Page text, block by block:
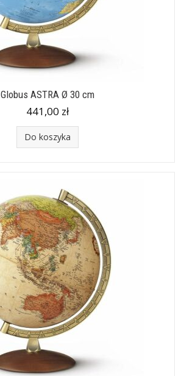
Globus ASTRA Ø 30 cm
441,00 zł
Do koszyka